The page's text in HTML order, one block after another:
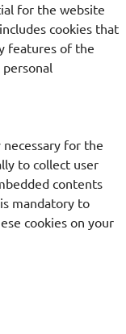
for the website
cookies that
features of the
for the
to collect user
contents
mandatory to
cookies on your